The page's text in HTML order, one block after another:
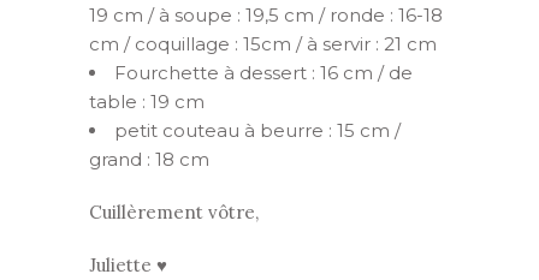
19 cm / à soupe : 19,5 cm / ronde : 16-18
cm / coquillage : 15cm / à servir : 21 cm
Fourchette à dessert : 16 cm / de
table : 19 cm
petit couteau à beurre : 15 cm /
grand : 18 cm
Cuillèrement vôtre,
Juliette ♥